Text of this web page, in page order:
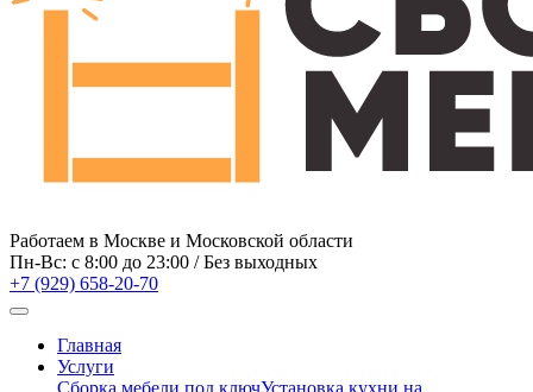
Работаем в Москве и Московской области
Пн-Вс: c 8:00 до 23:00 / Без выходных
+7 (929) 658-20-70
Главная
Услуги
Сборка мебели под ключУстановка кухни на